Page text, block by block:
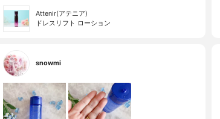
Attenir(アテニア)
ドレスリフト ローション
snowmi